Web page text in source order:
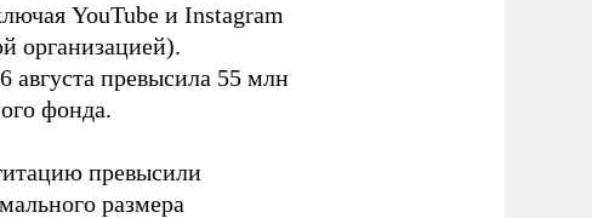
YouTube и Instagram
организацией).
августа превысила 55 млн
фонда.
превысили
размера